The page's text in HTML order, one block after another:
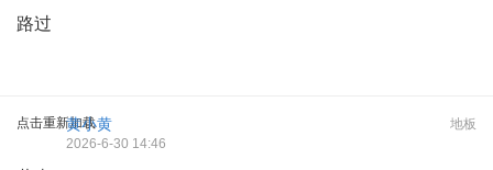
路过
点击重新加载 地板
黄小黄
2026-6-30 14:46